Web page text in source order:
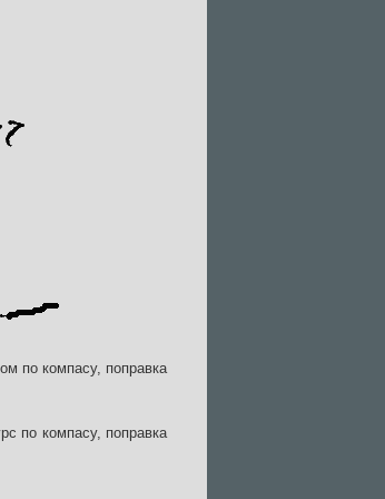
по компасу, поправка
по компасу, поправка